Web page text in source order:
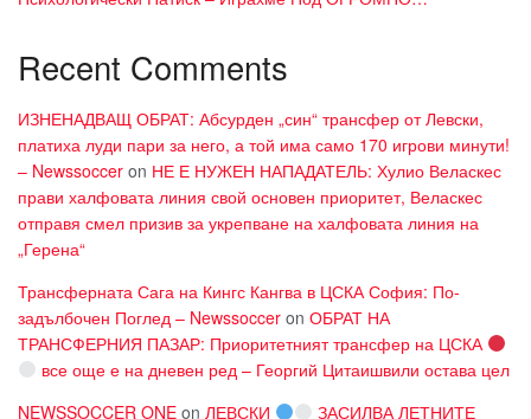
Recent Comments
ИЗНЕНАДВАЩ ОБРАТ: Абсурден „син“ трансфер от Левски,
платиха луди пари за него, а той има само 170 игрови минути!
– Newssoccer on НЕ Е НУЖЕН НАПАДАТЕЛЬ: Хулио Веласкес
прави халфовата линия свой основен приоритет, Веласкес
отправя смел призив за укрепване на халфовата линия на
„Герена“
Трансферната Сага на Кингс Кангва в ЦСКА София: По-
задълбочен Поглед – Newssoccer on ОБРАТ НА
ТРАНСФЕРНИЯ ПАЗАР: Приоритетният трансфер на ЦСКА
все още е на дневен ред – Георгий Цитаишвили остава цел
NEWSSOCCER ONE on ЛЕВСКИ
ЗАСИЛВА ЛЕТНИТЕ